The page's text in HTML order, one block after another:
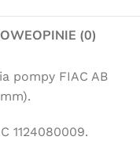
OPINIE (0)
pompy FIAC AB
1124080009.